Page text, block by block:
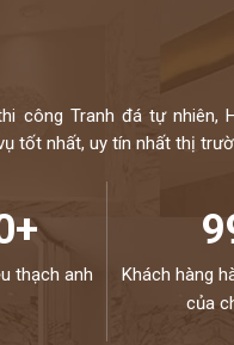
công Tranh đá tự nhiên,
tốt nhất, uy tín nhất thị
thạch anh
Khách hàng
của